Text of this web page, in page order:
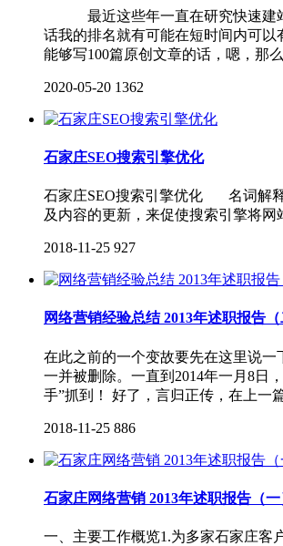
最近这些年一直在研究快速建站
话我的排名就有可能在短时间内可
能够写100篇原创文章的话，嗯，那
2020-05-20 1362
石家庄SEO搜索引擎优化
石家庄SEO搜索引擎优化 名词解释
及内容的更新，来促使搜索引擎将
2018-11-25 927
网络营销经验总结 2013年述职报告（
在此之前的一个变故要先在这里说一
一并被删除。一直到2014年一月8日
手”抓到！ 好了，言归正传，在上一
2018-11-25 886
石家庄网络营销 2013年述职报告（
一、主要工作概览1.为多家石家庄客